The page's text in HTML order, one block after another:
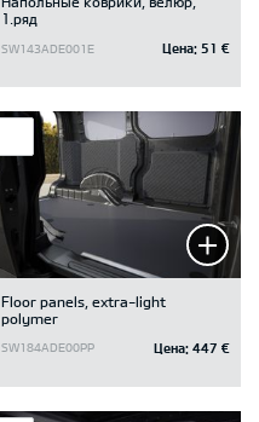
1.ряд
SW143ADE001E Цена: 51 €
Floor panels, extra-light
polymer
SW184ADE00PP Цена: 447 €